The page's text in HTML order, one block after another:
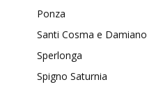
Ponza
Santi Cosma e Damiano
Sperlonga
Spigno Saturnia